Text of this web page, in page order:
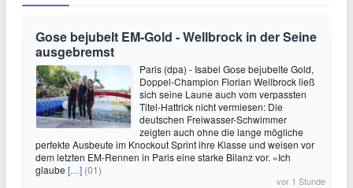
Gose bejubelt EM-Gold - Wellbrock in der Seine
ausgebremst
Paris (dpa) - Isabel Gose bejubelte Gold,
Doppel-Champion Florian Wellbrock ließ
sich seine Laune auch vom verpassten
Titel-Hattrick nicht vermiesen: Die
deutschen Freiwasser-Schwimmer
zeigten auch ohne die lange mögliche
perfekte Ausbeute im Knockout Sprint ihre Klasse und weisen vor
dem letzten EM-Rennen in Paris eine starke Bilanz vor. «Ich
glaube […] (01)
vor 1 Stunde